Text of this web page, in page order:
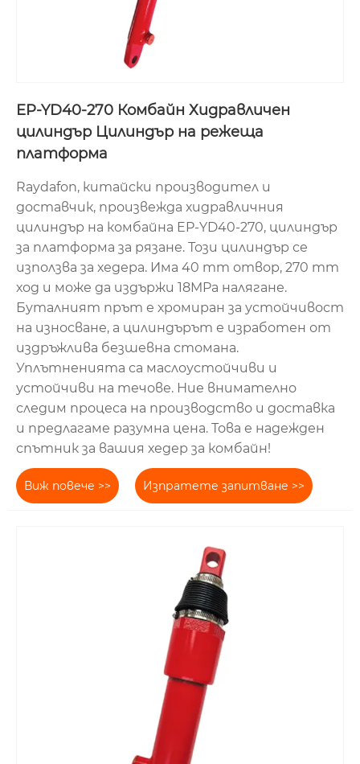
EP-YD40-270 Комбайн Хидравличен
цилиндър Цилиндър на режеща
платформа
Raydafon, китайски производител и
доставчик, произвежда хидравличния
цилиндър на комбайна EP-YD40-270, цилиндър
за платформа за рязане. Този цилиндър се
използва за хедера. Има 40 mm отвор, 270 mm
ход и може да издържи 18MPa налягане.
Буталният прът е хромиран за устойчивост
на износване, а цилиндърът е изработен от
издръжлива безшевна стомана.
Уплътненията са маслоустойчиви и
устойчиви на течове. Ние внимателно
следим процеса на производство и доставка
и предлагаме разумна цена. Това е надежден
спътник за вашия хедер за комбайн!
Виж повече >> Изпратете запитване >>